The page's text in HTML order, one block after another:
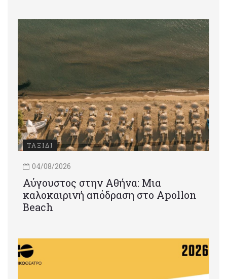
ΤΑΞΙΔΙ
04/08/2026
Αύγουστος στην Αθήνα: Μια
καλοκαιρινή απόδραση στο Apollon
Beach